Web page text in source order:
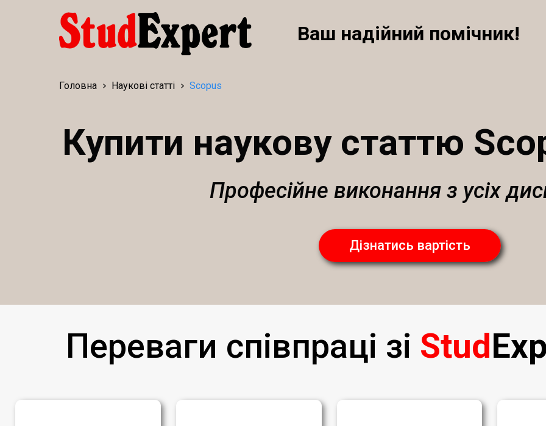
Ваш надійний помічник!
Купити наукову статтю
Професійне виконання з усіх
Дізнатись вартість
Головна Наукові статті Scopus
Переваги співпраці зі Stud